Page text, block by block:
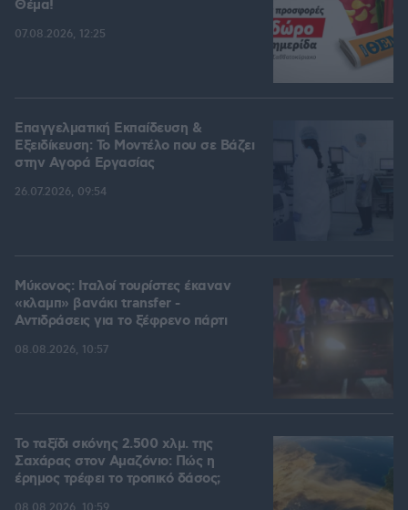
Θέμα!
07.08.2026, 12:25
Επαγγελματική Εκπαίδευση &
Εξειδίκευση: Το Mοντέλο που σε Bάζει
στην Aγορά Eργασίας
26.07.2026, 09:54
Μύκονος: Ιταλοί τουρίστες έκαναν
«κλαμπ» βανάκι transfer -
Αντιδράσεις για το ξέφρενο πάρτι
08.08.2026, 10:57
Το ταξίδι σκόνης 2.500 χλμ. της
Σαχάρας στον Αμαζόνιο: Πώς η
έρημος τρέφει το τροπικό δάσος;